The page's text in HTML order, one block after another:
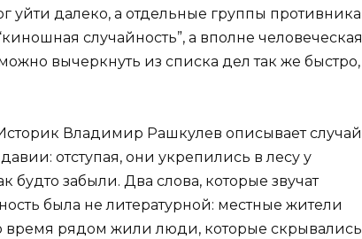
уйти далеко, а отдельные группы противника
случайность”, а вполне человеческая
вычеркнуть из списка дел так же быстро,
Владимир Рашкулев описывает случай
отступая, они укрепились в лесу у
забыли. Два слова, которые звучат
была не литературной: местные жители
время рядом жили люди, которые скрывались